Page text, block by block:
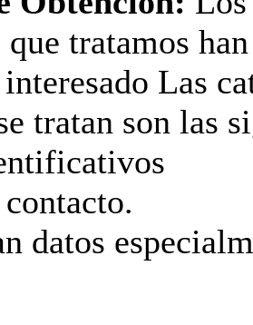
que tratamos
Las
tratan son las
datos